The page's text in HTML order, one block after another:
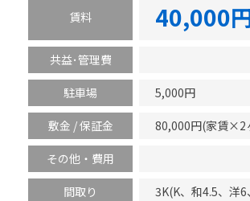
賃料 40,000
共益･管理費
駐車場 5,000円
敷金 / 保証金 80,000円(家賃×2
その他・費用
間取り 3K(K、和4.5、洋